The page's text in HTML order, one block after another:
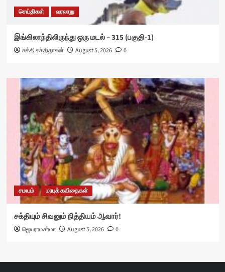
செய்திகள் வரலாறு
இங்கிலாந்திலிருந்து ஒரு மடல் – 315 (பகுதி-1)
சக்தி சக்திதாசன் August 5, 2026 0
சமயம் மரபுக் கவிதைகள்
சக்தியும் சிவனும் நித்தியம் ஆவார்!
ஜெயராமசர்மா August 5, 2026 0